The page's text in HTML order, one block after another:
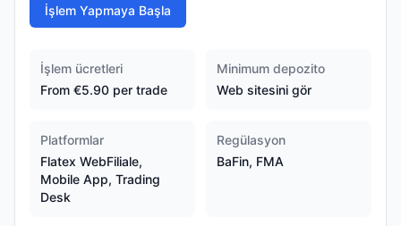
İşlem Yapmaya Başla
İşlem ücretleri
From €5.90 per trade
Minimum depozito
Web sitesini gör
Platformlar
Flatex WebFiliale,
Mobile App, Trading
Desk
Regülasyon
BaFin, FMA